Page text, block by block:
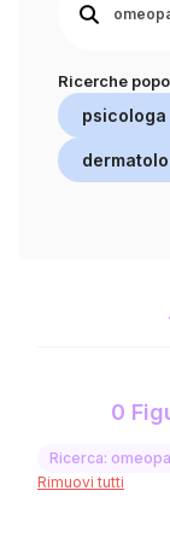
Ricerche
psicologa
0
Ricerca:
Rimuovi tutti